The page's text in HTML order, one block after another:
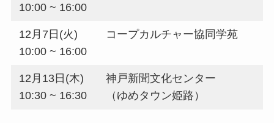
10:00 ~ 16:00
12月7日(火)
10:00 ~ 16:00
コープカルチャー協同学苑
12月13日(木)
10:30 ~ 16:30
神戸新聞文化センター
（ゆめタウン姫路）